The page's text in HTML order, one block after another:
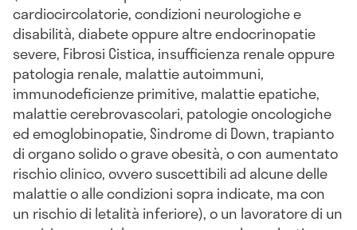
cardiocircolatorie, condizioni neurologiche e
disabilità, diabete oppure altre endocrinopatie
severe, Fibrosi Cistica, insufficienza renale oppure
patologia renale, malattie autoimmuni,
immunodeficienze primitive, malattie epatiche,
malattie cerebrovascolari, patologie oncologiche
ed emoglobinopatie, Sindrome di Down, trapianto
di organo solido o grave obesità, o con aumentato
rischio clinico, ovvero suscettibili ad alcune delle
malattie o alle condizioni sopra indicate, ma con
un rischio di letalità inferiore), o un lavoratore di un